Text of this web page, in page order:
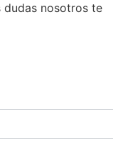
nosotros te